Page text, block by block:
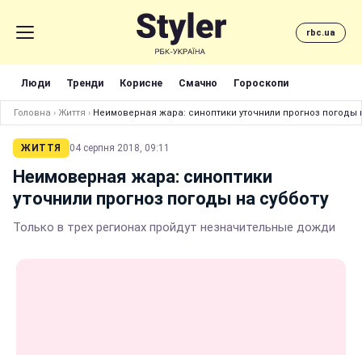
rbc.ua
Люди Тренди Корисне Смачно Гороскопи
Головна › Життя › Неимоверная жара: синоптики уточнили прогноз погоды
ЖИТТЯ 04 серпня 2018, 09:11
Неимоверная жара: синоптики
уточнили прогноз погоды на субботу
Только в трех регионах пройдут незначительные дожди